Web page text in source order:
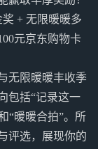
+ 无限暖暖多
元京东购物卡
无限暖暖丰收季
包括“记录这一
“暖暖合拍”。所
评选，展现你的